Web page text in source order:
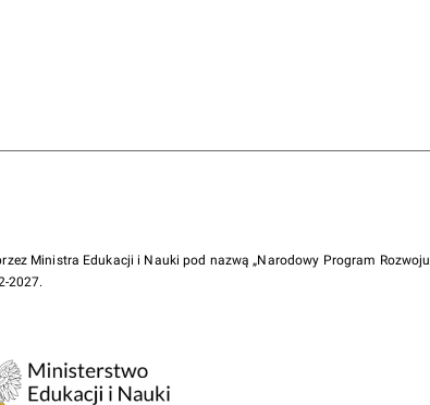
Ministra Edukacji i Nauki pod nazwą „Narodowy Program Rozwoju
2027.